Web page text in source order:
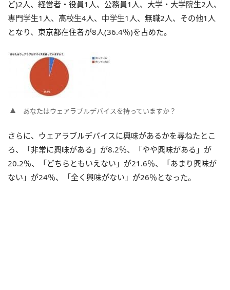
ど)2人、経営者・役員1人、公務員1人、大学・大学院生2人、
専門学生1人、高校生4人、中学生1人、無職2人、その他1人
となり、東京都在住者が8人(36.4％)を占めた。
あなたはウェアラブルデバイスを持っていますか？
さらに、ウェアラブルデバイスに興味があるかを尋ねたとこ
ろ、「非常に興味がある」が8.2％、「やや興味がある」が
20.2％、「どちらともいえない」が21.6％、「あまり興味が
ない」が24％、「全く興味がない」が26％となった。